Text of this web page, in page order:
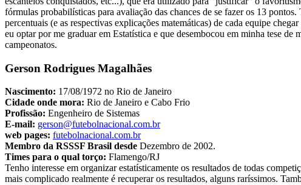
fórmulas probabilísticas para avaliação das chances de se fazer os 13
percentuais (e as respectivas explicações matemáticas) de cada equipe
eu optar por me graduar em Estatística e que desembocou em minha tese de
campeonatos.
Gerson Rodrigues Magalhães
Nascimento: 17/08/1972 no Rio de Janeiro
Cidade onde mora: Rio de Janeiro e Cabo Frio
Profissão: Engenheiro de Sistemas
E-mail: gerson@futebolnacional.com.br
web pages: futebolnacional.com.br
Membro da RSSSF Brasil desde Dezembro de 2002.
Times para o qual torço: Flamengo/RJ
Tenho interesse em organizar estatísticamente os resultados de todas
mais complicado realmente é recuperar os resultados, alguns raríssimos.